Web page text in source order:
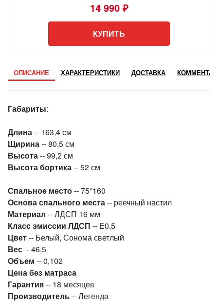
14 990 ₽
КУПИТЬ
ОПИСАНИЕ ХАРАКТЕРИСТИКИ ДОСТАВКА
Габариты:
Длина-- 163,4 см
Щирина-- 80,5 см
Высота-- 99,2 см
Высота бортика-- 52 см
Спальное место-- 75*160
Основа спального места-- реечный настил
Материал -- ЛДСП 16 мм
Класс эмиссии ЛДСП -- Е0,5
Цвет-- Белый, Сонома светлый
Вес-- 46,5
Объем -- 0,102
Цена без матраса
Гарантия-- 18 месяцев
Производитель-- Легенда